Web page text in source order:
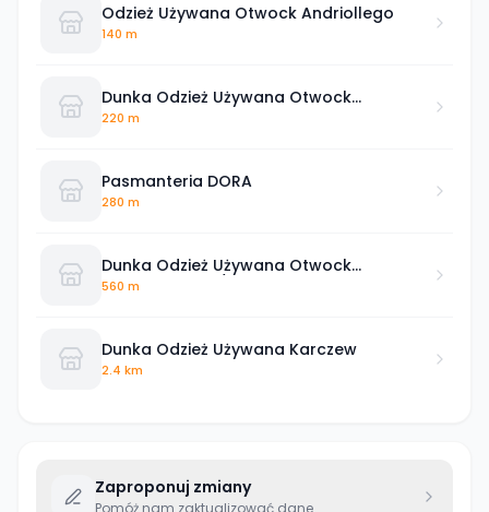
Odzież Używana Otwock Andriollego
140 m
Dunka Odzież Używana Otwock
Powstańców Warszawy
220 m
Pasmanteria DORA
280 m
Dunka Odzież Używana Otwock
Karczewska 14/16 lokal 13
560 m
Dunka Odzież Używana Karczew
2.4 km
Zaproponuj zmiany
Pomóż nam zaktualizować dane